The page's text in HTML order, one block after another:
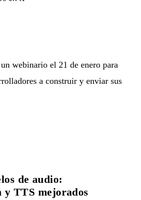
webinario el 21 de enero para
a construir y enviar sus
de audio:
TTS mejorados